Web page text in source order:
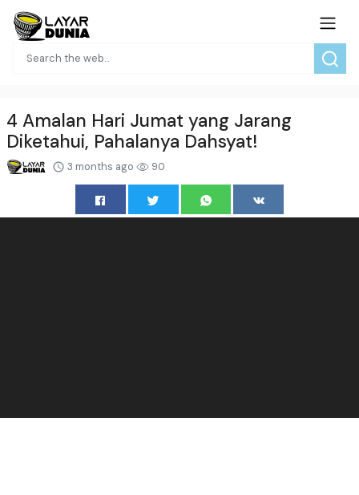
4 Amalan Hari Jumat yang Jarang
Diketahui, Pahalanya Dahsyat!
3 months ago 90